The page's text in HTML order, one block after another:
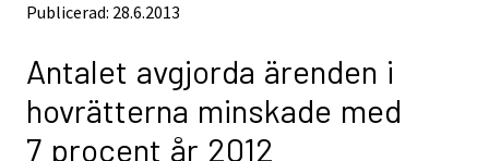
Publicerad: 28.6.2013
Antalet avgjorda ärenden i
hovrätterna minskade med
7 procent år 2012